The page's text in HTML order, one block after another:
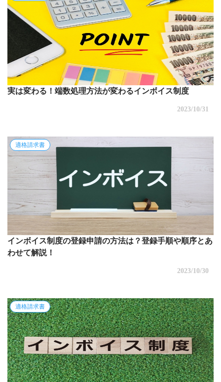
実は変わる！端数処理方法が変わるインボイス制度
2023/10/31
適格請求書
インボイス制度の登録申請の方法は？登録手順や順序とあ
わせて解説！
2023/10/30
適格請求書